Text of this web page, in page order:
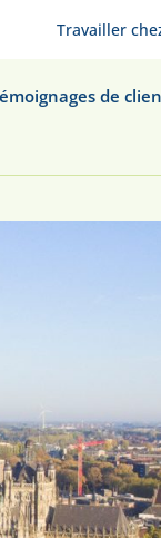
Travailler
de